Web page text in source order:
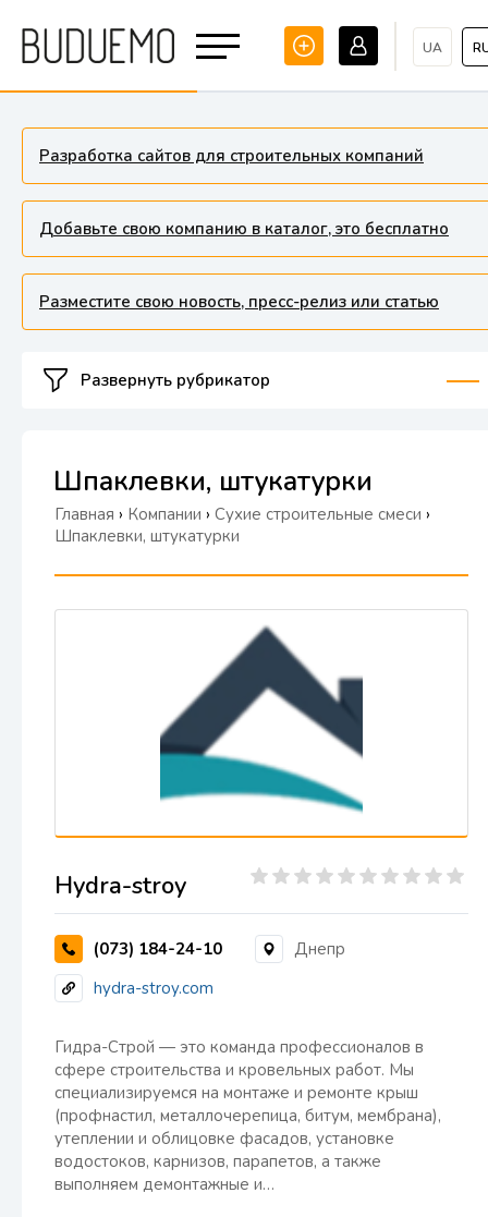
UA
Разработка сайтов для строительных компаний
Добавьте свою компанию в каталог, это бесплатно
Разместите свою новость, пресс-релиз или статью
Развернуть рубрикатор
Шпаклевки, штукатурки
Главная › Компании › Сухие строительные смеси ›
Шпаклевки, штукатурки
Hydra-stroy
(073) 184-24-10
Днепр
hydra-stroy.com
Гидра-Строй — это команда профессионалов в
сфере строительства и кровельных работ. Мы
специализируемся на монтаже и ремонте крыш
(профнастил, металлочерепица, битум, мембрана),
утеплении и облицовке фасадов, установке
водостоков, карнизов, парапетов, а также
выполняем демонтажные и…